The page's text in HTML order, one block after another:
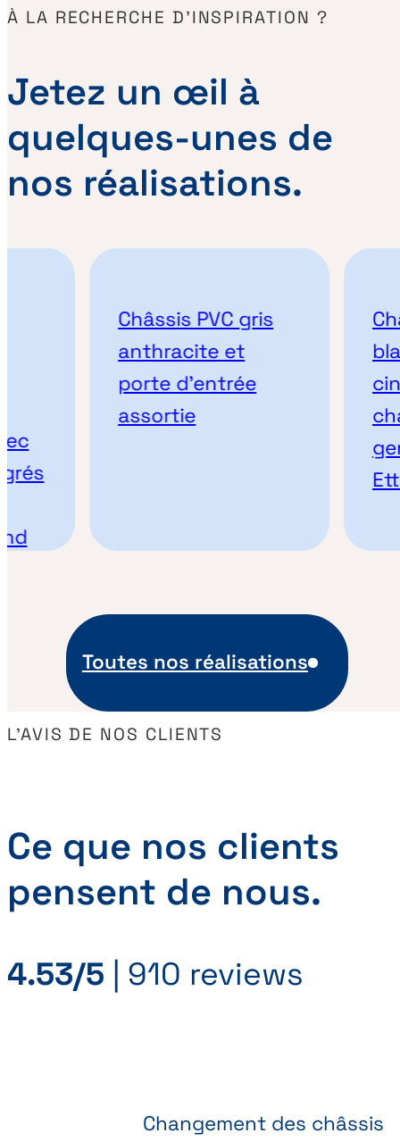
À LA RECHERCHE D’INSPIRATION ?
Jetez un œil à
quelques-unes de
nos réalisations.
Châssis PVC gris
anthracite et
porte d’entrée
assortie
blanc
Toutes nos réalisations
L’AVIS DE NOS CLIENTS
Ce que nos clients
pensent de nous.
4.53/5 | 910 reviews
Changement des châssis